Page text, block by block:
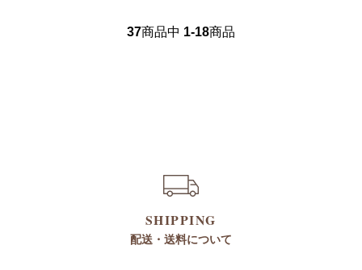
37商品中 1-18商品
SHIPPING
配送・送料について